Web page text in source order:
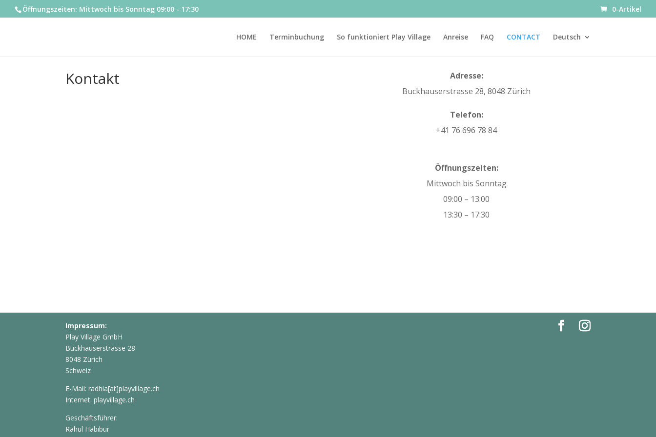
Öffnungszeiten: Mittwoch bis Sonntag 09:00 - 17:30 0-Artikel
HOME Terminbuchung So funktioniert Play Village Anreise FAQ CONTACT Deutsch
Kontakt
Adresse:
Buckhauserstrasse 28, 8048 Zürich
Telefon:
+41 76 696 78 84
Öffnungszeiten:
Mittwoch bis Sonntag
09:00 – 13:00
13:30 – 17:30
Impressum:
Play Village GmbH
Buckhauserstrasse 28
8048 Zürich
Schweiz
E-Mail: radhia[at]playvillage.ch
Internet: playvillage.ch
Geschäftsführer:
Rahul Habibur